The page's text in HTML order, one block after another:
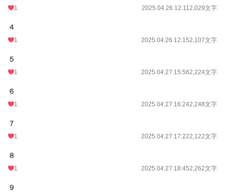
1 2025.04.26 12:112,029文字
４
1 2025.04.26 12:152,107文字
５
1 2025.04.27 15:562,224文字
６
1 2025.04.27 16:242,248文字
７
1 2025.04.27 17:222,122文字
８
1 2025.04.27 18:452,262文字
９